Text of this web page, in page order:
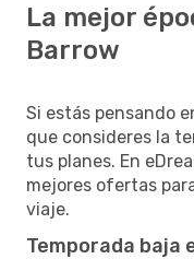
La mejor
Barrow
Si estás pensando
que consideres la
tus planes. En
mejores ofertas
viaje.
Temporada baja